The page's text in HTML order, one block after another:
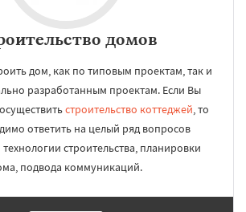
домов
дом, как по типовым проектам, так и
разработанным проектам. Если Вы
строительство коттеджей, то
ответить на целый ряд вопросов
строительства, планировки
подвода коммуникаций.